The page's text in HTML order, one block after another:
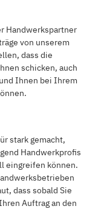
Handwerkspartner
von unserem
dass die
schicken, auch
Ihnen bei Ihrem
stark gemacht,
Handwerkprofis
eingreifen können.
dass sobald Sie
Auftrag an den